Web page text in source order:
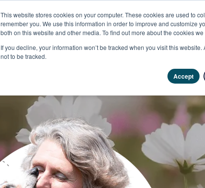
This website stores cookies on your computer. These cookies are used to
remember you. We use this information in order to improve and customize
both on this website and other media. To find out more about the cookies
If you decline, your information won’t be tracked when you visit this
not to be tracked.
Accept